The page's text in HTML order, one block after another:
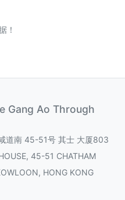
！
Gang Ao Through
道南 45-51号 其士 大厦803
45-51 CHATHAM
HONG KONG